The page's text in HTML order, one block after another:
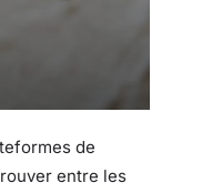
de
entre les